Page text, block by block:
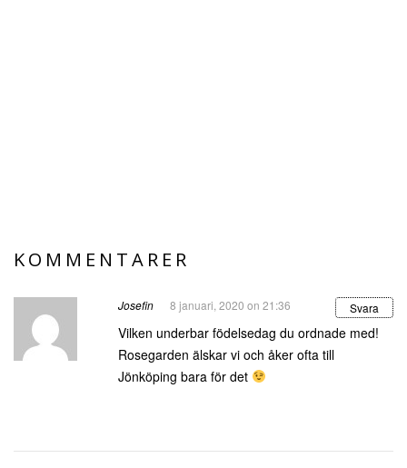
KOMMENTARER
Josefin 8 januari, 2020 on 21:36 Svara
Vilken underbar födelsedag du ordnade med!
Rosegarden älskar vi och åker ofta till
Jönköping bara för det